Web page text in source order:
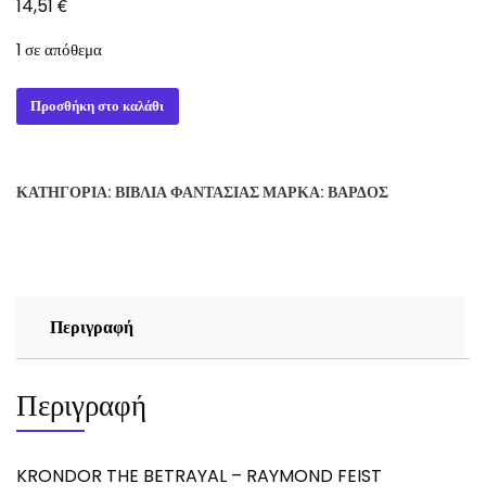
14,51
1 σε απόθεμα
KRONDOR
THE
RAYMOND
Προσθήκη στο καλάθι
ΚΑΤΗΓΟΡΊΑ: ΒΙΒΛΊΑ ΦΑΝΤΑΣΊΑΣΜΆΡΚΑ: ΒΆΡΔΟΣ
Περιγραφή
Περιγραφή
KRONDOR THE BETRAYAL – RAYMOND FEIST